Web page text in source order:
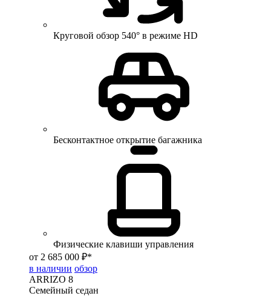
Круговой обзор 540° в режиме HD
Бесконтактное открытие багажника
Физические клавиши управления
от 2 685 000 ₽*
в наличии обзор
ARRIZO 8
Семейный седан